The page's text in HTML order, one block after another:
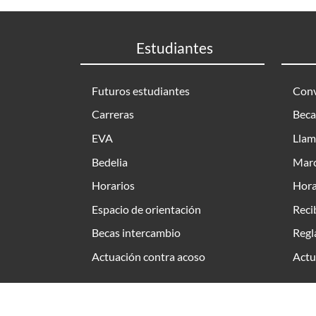
Estudiantes
Futuros estudiantes
Carreras
EVA
Bedelia
Horarios
Espacio de orientación
Becas intercambio
Actuación contra acoso